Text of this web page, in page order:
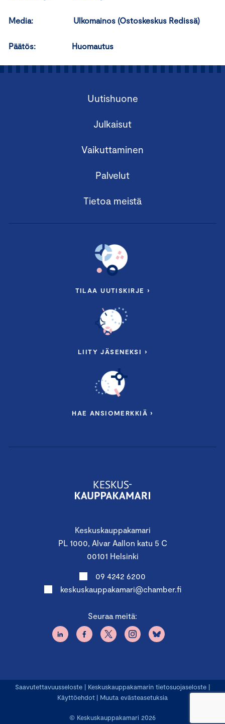
Media: Ulkomainos (Ostoskeskus Redissä)
Päätös: Huomautus
Keskuskauppakamari
PL 1000, Alvar Aallon katu 5 C
00101 Helsinki
09 4242 6200
keskuskauppakamari@chamber.fi
Seuraa meitä:
Uutishuone
Julkaisut
Vaikuttaminen
Palvelut
Tietoa meistä
TILAA UUTISKIRJE ›
LIITY JÄSENEKSI ›
HAE ANSIOMERKKIÄ ›
© Keskuskauppakamari 2026
Saavutettavuusseloste | Keskuskauppakamarin tietosuojaseloste |
Käyttöehdot | Muuta evästeasetuksia